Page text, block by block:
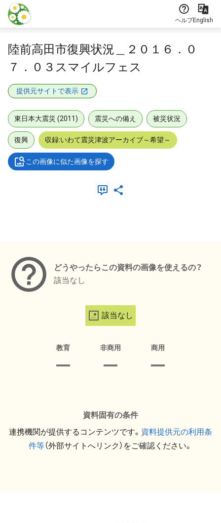
本文に飛ぶ
ヘルプEnglish
陸前高田市復興状況＿２０１６．０
７．０３スマイルフェス
提供元サイトで表示
東日本大震災 (2011) 震災への備え 被災状況
復興 収録:いわて震災津波アーカイブ～希望～
この画像に似た画像を探す
どうやったらこの資料の画像を使えるの？
該当なし
該当なし
教育 非商用 商用
資料固有の条件
連携機関が提供するコンテンツです。 資料提供元の利用条
件等（外部サイトへリンク）をご確認ください。